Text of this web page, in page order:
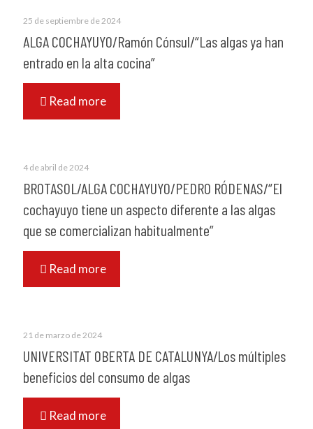
25 de septiembre de 2024
ALGA COCHAYUYO/Ramón Cónsul/“Las algas ya han
entrado en la alta cocina”
Read more
4 de abril de 2024
BROTASOL/ALGA COCHAYUYO/PEDRO RÓDENAS/“El
cochayuyo tiene un aspecto diferente a las algas
que se comercializan habitualmente”
Read more
21 de marzo de 2024
UNIVERSITAT OBERTA DE CATALUNYA/Los múltiples
beneficios del consumo de algas
Read more